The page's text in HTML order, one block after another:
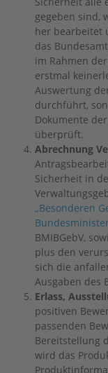
gegeben sind,
her bearbeitet
das
im Rahmen
erstmal
Auswertung
durchführt,
Dokumente
überprüft.
Abrechnung
Sicherheit in
„Besonderen
BMIBGebV,
plus den
sich die
Ausgaben des
Erlass,
positiven
passenden
Bereitstellung
wird das